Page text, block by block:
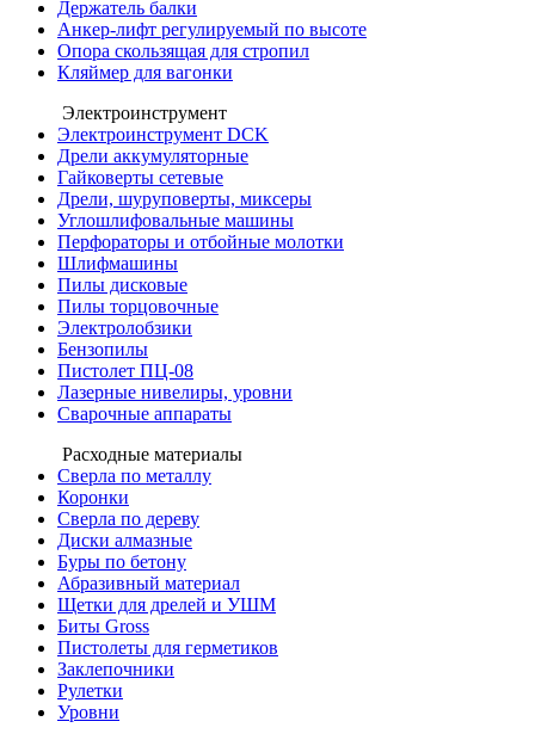
Держатель балки
Анкер-лифт регулируемый по высоте
Опора скользящая для стропил
Кляймер для вагонки
Электроинструмент
Электроинструмент DCK
Дрели аккумуляторные
Гайковерты сетевые
Дрели, шуруповерты, миксеры
Углошлифовальные машины
Перфораторы и отбойные молотки
Шлифмашины
Пилы дисковые
Пилы торцовочные
Электролобзики
Бензопилы
Пистолет ПЦ-08
Лазерные нивелиры, уровни
Сварочные аппараты
Расходные материалы
Сверла по металлу
Коронки
Сверла по дереву
Диски алмазные
Буры по бетону
Абразивный материал
Щетки для дрелей и УШМ
Биты Gross
Пистолеты для герметиков
Заклепочники
Рулетки
Уровни